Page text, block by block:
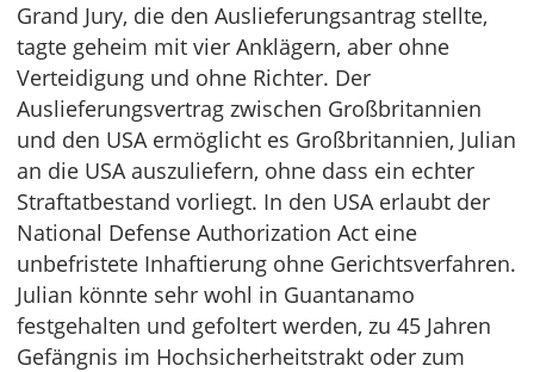
Grand Jury, die den Auslieferungsantrag stellte,
tagte geheim mit vier Anklägern, aber ohne
Verteidigung und ohne Richter. Der
Auslieferungsvertrag zwischen Großbritannien
und den USA ermöglicht es Großbritannien, Julian
an die USA auszuliefern, ohne dass ein echter
Straftatbestand vorliegt. In den USA erlaubt der
National Defense Authorization Act eine
unbefristete Inhaftierung ohne Gerichtsverfahren.
Julian könnte sehr wohl in Guantanamo
festgehalten und gefoltert werden, zu 45 Jahren
Gefängnis im Hochsicherheitstrakt oder zum